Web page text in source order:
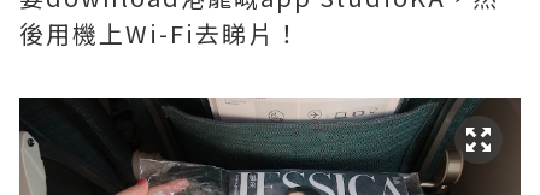
後用機上Wi-Fi去睇片！